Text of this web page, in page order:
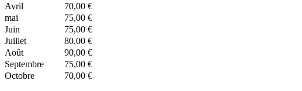
Avril
70,00 €
mai
75,00 €
Juin
75,00 €
Juillet
80,00 €
Août
90,00 €
Septembre
75,00 €
Octobre
70,00 €